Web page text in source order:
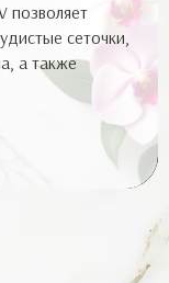
позволяет
сеточки,
а также